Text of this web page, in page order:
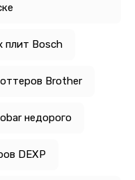
плит Bosch
Brother
недорого
DEXP